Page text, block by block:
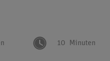
10 Minuten